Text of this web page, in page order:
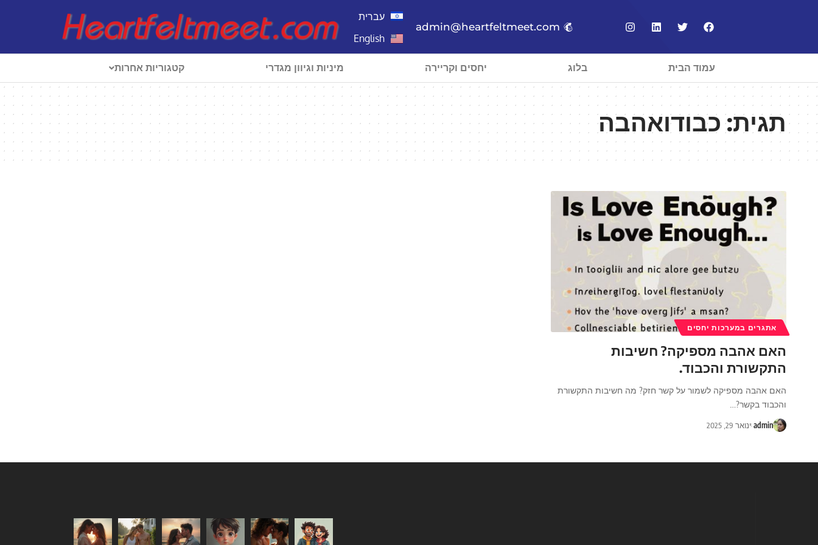
admin@heartfeltmeet.com
עברית
English
עמוד הבית בלוג יחסים וקריירה מיניות וגיוון מגדרי קטגוריות אחרות
תגית:כבודואהבה
אתגרים במערכות יחסים
האם אהבה מספיקה? חשיבות
התקשורת והכבוד.
האם אהבה מספיקה לשמור על קשר חזק? מה חשיבות התקשורת
והכבוד בקשר?
admin ינואר 29, 2025